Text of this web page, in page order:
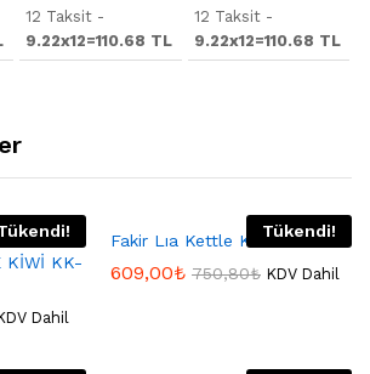
12 Taksit -
9.22x12=110.68 TL
12 Taksit -
9.22x12=110.68 TL
KİWİ KK-
Dahil
Tükendi!
Fakir Lıa Kettle Krem
609,00₺ 750,80₺ KDV Dahil